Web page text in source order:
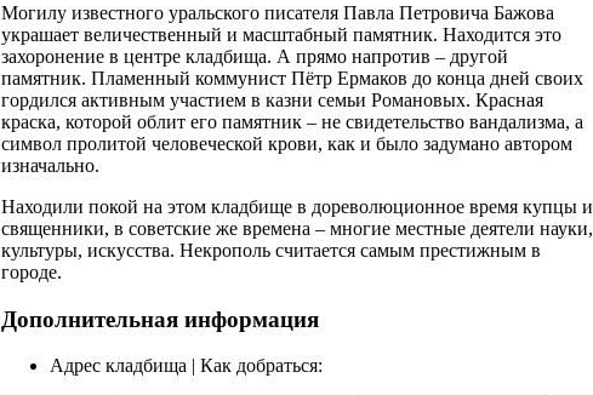
Могилу известного уральского писателя Павла Петровича Бажова
украшает величественный и масштабный памятник. Находится это
захоронение в центре кладбища. А прямо напротив – другой
памятник. Пламенный коммунист Пётр Ермаков до конца дней своих
гордился активным участием в казни семьи Романовых. Красная
краска, которой облит его памятник – не свидетельство вандализма, а
символ пролитой человеческой крови, как и было задумано автором
изначально.
Находили покой на этом кладбище в дореволюционное время купцы и
священники, в советские же времена – многие местные деятели науки,
культуры, искусства. Некрополь считается самым престижным в
городе.
Дополнительная информация
Адрес кладбища | Как добраться: